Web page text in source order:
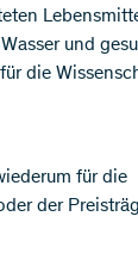
und
die
für die
der